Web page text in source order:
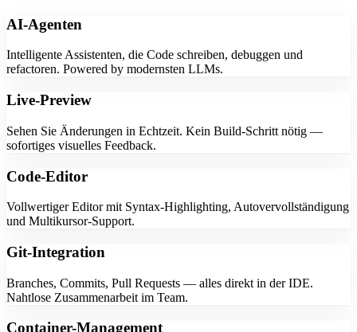
AI-Agenten
Intelligente Assistenten, die Code schreiben, debuggen und
refactoren. Powered by modernsten LLMs.
Live-Preview
Sehen Sie Änderungen in Echtzeit. Kein Build-Schritt nötig —
sofortiges visuelles Feedback.
Code-Editor
Vollwertiger Editor mit Syntax-Highlighting, Autovervollständigung
und Multikursor-Support.
Git-Integration
Branches, Commits, Pull Requests — alles direkt in der IDE.
Nahtlose Zusammenarbeit im Team.
Container-Management